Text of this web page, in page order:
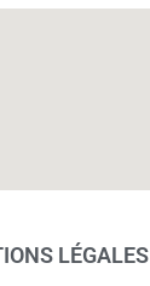
LÉGALES